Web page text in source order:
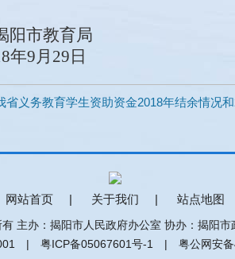
阳市教育局
8年9月 29 日
义务教育学生资助资金2018年结余情况
网站首页 | 关于我们 | 站点地图
主办：揭阳市人民政府办公室 协办：揭阳市
| 粤ICP备05067601号-1 | 粤公网安